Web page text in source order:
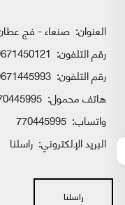
العنوان: صنعاء - فج
رقم التلفون:
رقم التلفون:
هاتف محمول:
واتساب:
البريد الإلكتروني: راسلنا
راسلنا